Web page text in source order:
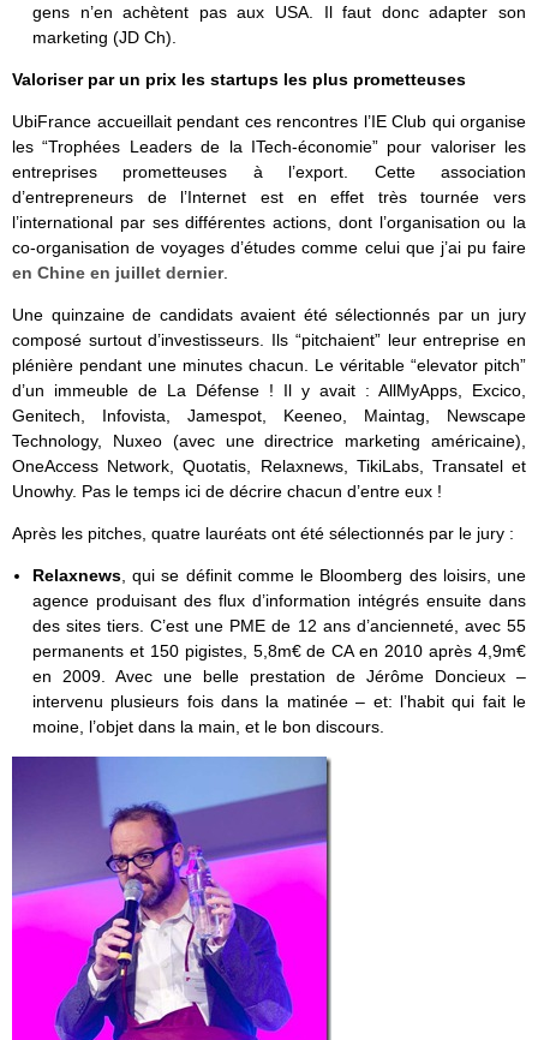
gens n’en achètent pas aux USA. Il faut donc adapter son
marketing (JD Ch).
Valoriser par un prix les startups les plus prometteuses
UbiFrance accueillait pendant ces rencontres l’IE Club qui organise
les “Trophées Leaders de la ITech-économie” pour valoriser les
entreprises prometteuses à l’export. Cette association
d’entrepreneurs de l’Internet est en effet très tournée vers
l’international par ses différentes actions, dont l’organisation ou la
co-organisation de voyages d’études comme celui que j’ai pu faire
en Chine en juillet dernier.
Une quinzaine de candidats avaient été sélectionnés par un jury
composé surtout d’investisseurs. Ils “pitchaient” leur entreprise en
plénière pendant une minutes chacun. Le véritable “elevator pitch”
d’un immeuble de La Défense ! Il y avait : AllMyApps, Excico,
Genitech, Infovista, Jamespot, Keeneo, Maintag, Newscape
Technology, Nuxeo (avec une directrice marketing américaine),
OneAccess Network, Quotatis, Relaxnews, TikiLabs, Transatel et
Unowhy. Pas le temps ici de décrire chacun d’entre eux !
Après les pitches, quatre lauréats ont été sélectionnés par le jury :
Relaxnews, qui se définit comme le Bloomberg des loisirs, une
agence produisant des flux d’information intégrés ensuite dans
des sites tiers. C’est une PME de 12 ans d’ancienneté, avec 55
permanents et 150 pigistes, 5,8m€ de CA en 2010 après 4,9m€
en 2009. Avec une belle prestation de Jérôme Doncieux –
intervenu plusieurs fois dans la matinée – et: l’habit qui fait le
moine, l’objet dans la main, et le bon discours.